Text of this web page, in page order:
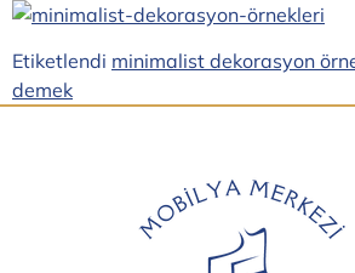
Etiketlendi minimalist dekorasyon
demek